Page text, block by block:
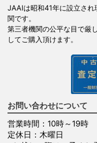
JAAIは昭和41年に設立さ
関です。
第三者機関の公平な目で厳
してご購入頂けます。
お問い合わせについて
営業時間：10時～19時
定休日：木曜日